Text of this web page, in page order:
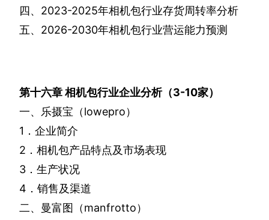
四、 2023-2025年相机包行业存货周转率分析
五、 2026-2030年相机包行业营运能力预测
第十六章相机包行业企业分析（3-10家）
一、乐摄宝（lowepro）
1 ．企业简介
2 ．相机包产品特点及市场表现
3 ．生产状况
4 ．销售及渠道
二、曼富图（manfrotto）